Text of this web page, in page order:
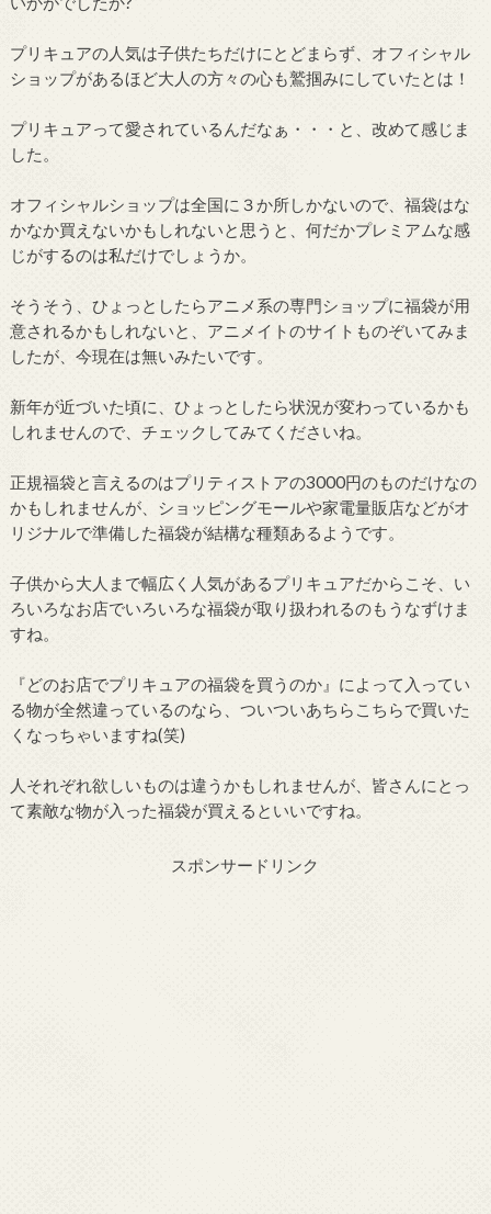
プリキュアの人気は子供たちだけにとどまらず、オフィシャル
ショップがあるほど大人の方々の心も鷲掴みにしていたとは！
プリキュアって愛されているんだなぁ・・・と、改めて感じま
した。
オフィシャルショップは全国に３か所しかないので、福袋はな
かなか買えないかもしれないと思うと、何だかプレミアムな感
じがするのは私だけでしょうか。
そうそう、ひょっとしたらアニメ系の専門ショップに福袋が用
意されるかもしれないと、アニメイトのサイトものぞいてみま
したが、今現在は無いみたいです。
新年が近づいた頃に、ひょっとしたら状況が変わっているかも
しれませんので、チェックしてみてくださいね。
正規福袋と言えるのはプリティストアの3000円のものだけなの
かもしれませんが、ショッピングモールや家電量販店などがオ
リジナルで準備した福袋が結構な種類あるようです。
子供から大人まで幅広く人気があるプリキュアだからこそ、い
ろいろなお店でいろいろな福袋が取り扱われるのもうなずけま
すね。
『どのお店でプリキュアの福袋を買うのか』によって入ってい
る物が全然違っているのなら、ついついあちらこちらで買いた
くなっちゃいますね(笑)
人それぞれ欲しいものは違うかもしれませんが、皆さんにとっ
て素敵な物が入った福袋が買えるといいですね。
スポンサードリンク